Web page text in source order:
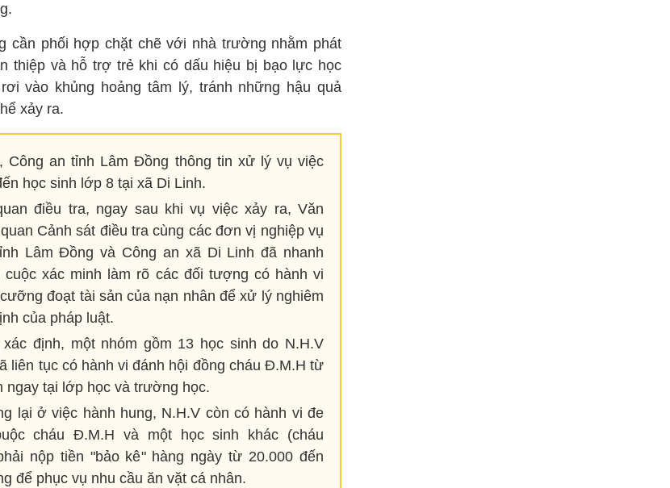
cần phối hợp chặt chẽ với nhà trường nhằm phát
thiệp và hỗ trợ trẻ khi có dấu hiệu bị bạo lực học
vào khủng hoảng tâm lý, tránh những hậu quả
xảy ra.
Công an tỉnh Lâm Đồng thông tin xử lý vụ việc
học sinh lớp 8 tại xã Di Linh.
điều tra, ngay sau khi vụ việc xảy ra, Văn
Cảnh sát điều tra cùng các đơn vị nghiệp vụ
Lâm Đồng và Công an xã Di Linh đã nhanh
cuộc xác minh làm rõ các đối tượng có hành vi
đoạt tài sản của nạn nhân để xử lý nghiêm
của pháp luật.
định, một nhóm gồm 13 học sinh do N.H.V
liên tục có hành vi đánh hội đồng cháu Đ.M.H từ
ngay tại lớp học và trường học.
lại ở việc hành hung, N.H.V còn có hành vi đe
cháu Đ.M.H và một học sinh khác (cháu
nộp tiền "bảo kê" hàng ngày từ 20.000 đến
để phục vụ nhu cầu ăn vặt cá nhân.